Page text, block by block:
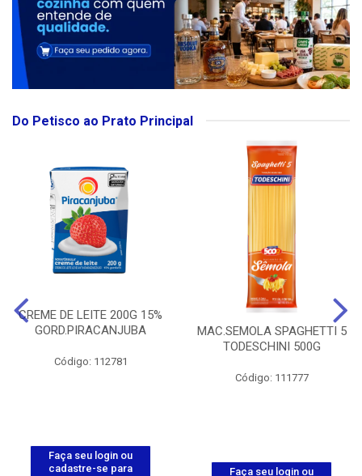
Do Petisco ao Prato Principal
CREME DE LEITE 200G 15%
GORD.PIRACANJUBA
Código: 112781
Faça seu login ou
cadastre-se para
MAC.SEMOLA SPAGHETTI 5
TODESCHINI 500G
Código: 111777
Faça seu login ou